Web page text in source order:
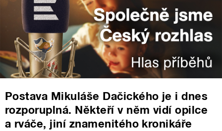
Postava Mikuláše Dačického je i dnes
rozporuplná. Někteří v něm vidí opilce
a rváče, jiní znamenitého kronikáře